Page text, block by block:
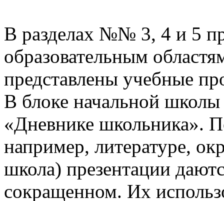
В разделах №№ 3, 4 и 5
образовательным
представлены учебные
В блоке начальной
«Дневнике школьника».
например, литературе,
школа) презентации
сокращенном. Их